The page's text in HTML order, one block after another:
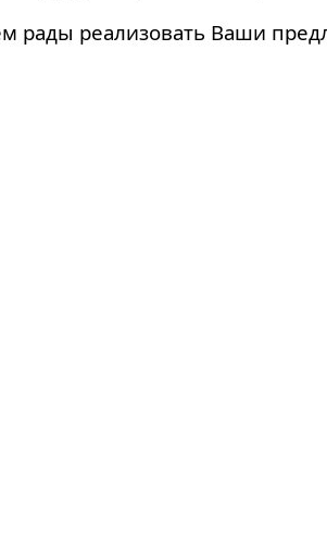
рады реализовать Ваши